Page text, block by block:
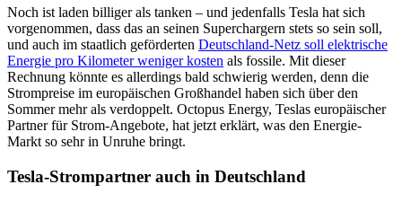
Noch ist laden billiger als tanken – und jedenfalls Tesla hat sich
vorgenommen, dass das an seinen Superchargern stets so sein soll,
und auch im staatlich geförderten Deutschland-Netz soll elektrische
Energie pro Kilometer weniger kosten als fossile. Mit dieser
Rechnung könnte es allerdings bald schwierig werden, denn die
Strompreise im europäischen Großhandel haben sich über den
Sommer mehr als verdoppelt. Octopus Energy, Teslas europäischer
Partner für Strom-Angebote, hat jetzt erklärt, was den Energie-
Markt so sehr in Unruhe bringt.
Tesla-Strompartner auch in Deutschland